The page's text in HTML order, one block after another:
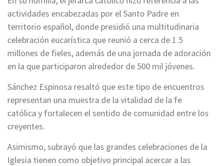
actividades encabezadas por el Santo Padre en
territorio español, donde presidió una multitudinaria
celebración eucarística que reunió a cerca de 1.5
millones de fieles, además de una jornada de adoración
en la que participaron alrededor de 500 mil jóvenes.
Sánchez Espinosa resaltó que este tipo de encuentros
representan una muestra de la vitalidad de la fe
católica y fortalecen el sentido de comunidad entre los
creyentes.
Asimismo, subrayó que las grandes celebraciones de la
Iglesia tienen como objetivo principal acercar a las